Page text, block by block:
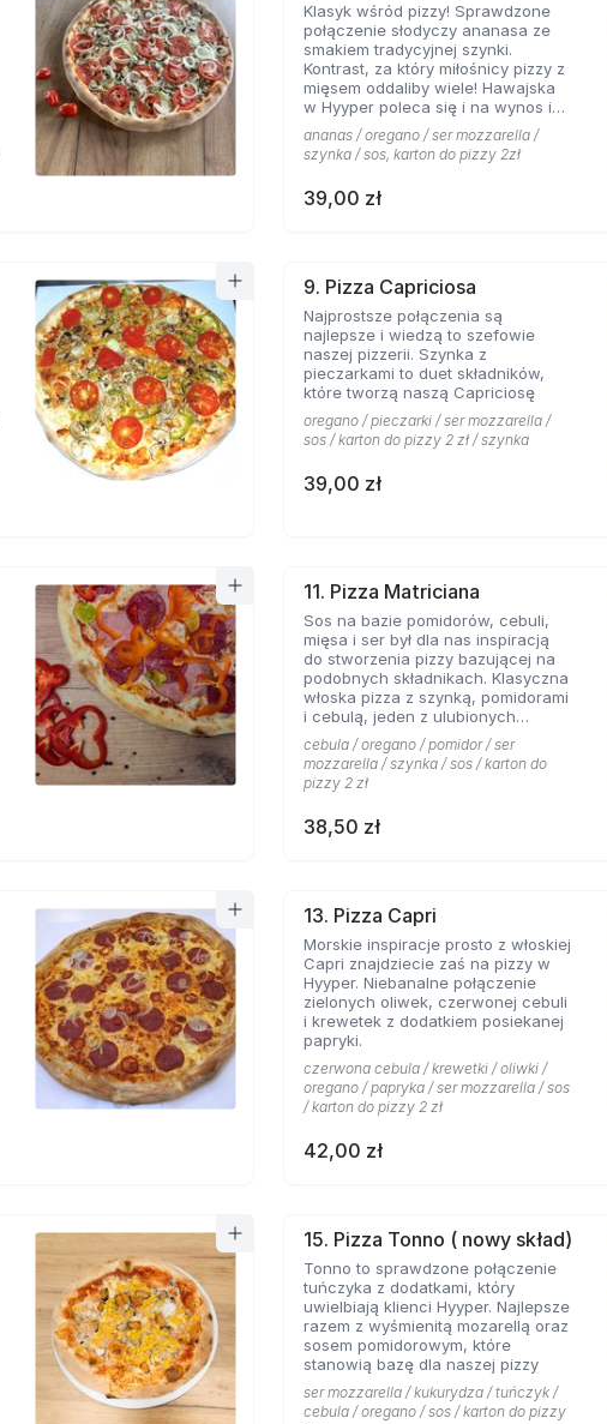
Klasyk wśród pizzy! Sprawdzone
połączenie słodyczy ananasa ze
smakiem tradycyjnej szynki.
Kontrast, za który miłośnicy pizzy z
mięsem oddaliby wiele! Hawajska
w Hyyper poleca się i na wynos i
na miejscu!
ananas / oregano / ser mozzarella /
szynka / sos, karton do pizzy 2zł
39,00 zł
9. Pizza Capriciosa
Najprostsze połączenia są
najlepsze i wiedzą to szefowie
naszej pizzerii. Szynka z
pieczarkami to duet składników,
które tworzą naszą Capriciosę
oregano / pieczarki / ser mozzarella /
sos / karton do pizzy 2 zł / szynka
39,00 zł
11. Pizza Matriciana
Sos na bazie pomidorów, cebuli,
mięsa i ser był dla nas inspiracją
do stworzenia pizzy bazującej na
podobnych składnikach. Klasyczna
włoska pizza z szynką, pomidorami
i cebulą, jeden z ulubionych
smaków klientów Hyyper!
cebula / oregano / pomidor / ser
mozzarella / szynka / sos / karton do
pizzy 2 zł
38,50 zł
13. Pizza Capri
Morskie inspiracje prosto z włoskiej
Capri znajdziecie zaś na pizzy w
Hyyper. Niebanalne połączenie
zielonych oliwek, czerwonej cebuli
i krewetek z dodatkiem posiekanej
papryki.
czerwona cebula / krewetki / oliwki /
oregano / papryka / ser mozzarella / sos
/ karton do pizzy 2 zł
42,00 zł
15. Pizza Tonno ( nowy skład)
Tonno to sprawdzone połączenie
tuńczyka z dodatkami, który
uwielbiają klienci Hyyper. Najlepsze
razem z wyśmienitą mozarellą oraz
sosem pomidorowym, które
stanowią bazę dla naszej pizzy
ser mozzarella / kukurydza / tuńczyk /
cebula / oregano / sos / karton do pizzy